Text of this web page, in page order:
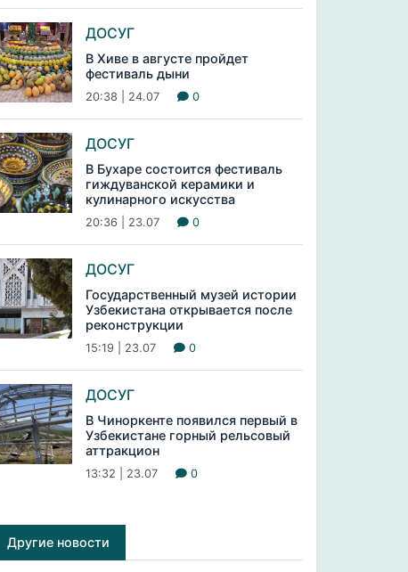
ДОСУГ
В Хиве в августе пройдет
фестиваль дыни
20:38 | 24.07 0
ДОСУГ
В Бухаре состоится фестиваль
гиждуванской керамики и
кулинарного искусства
20:36 | 23.07 0
ДОСУГ
Государственный музей истории
Узбекистана открывается после
реконструкции
15:19 | 23.07 0
ДОСУГ
В Чиноркенте появился первый в
Узбекистане горный рельсовый
аттракцион
13:32 | 23.07 0
Другие новости